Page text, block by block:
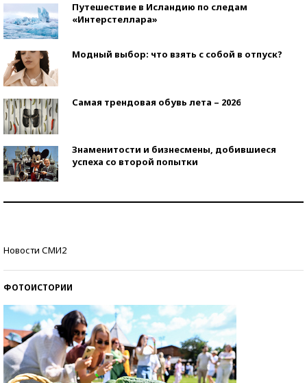
Путешествие в Исландию по следам
«Интерстеллара»
Модный выбор: что взять с собой в отпуск?
Самая трендовая обувь лета – 2026
Знаменитости и бизнесмены, добившиеся
успеха со второй попытки
Новости СМИ2
ФОТОИСТОРИИ